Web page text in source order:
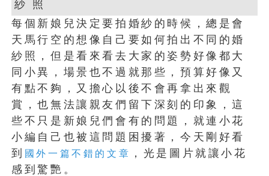
每個新娘兒決定要拍婚紗的時候，總是會
天馬行空的想像自己要如何拍出不同的婚
紗照，但是看來看去大家的姿勢好像都大
同小異，場景也不過就那些，預算好像又
有點不夠，又擔心以後不會再拿出來觀
賞，也無法讓親友們留下深刻的印象，這
些不只是新娘兒們會有的問題，就連小花
小編自己也被這問題困擾著，今天剛好看
到
國外一篇不錯的文章
，光是圖片就讓小花
感到驚艷。